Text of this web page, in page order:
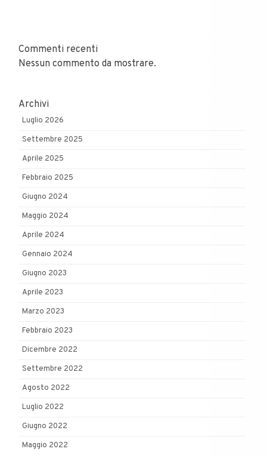
Commenti recenti
Nessun commento da mostrare.
Archivi
Luglio 2026
Settembre 2025
Aprile 2025
Febbraio 2025
Giugno 2024
Maggio 2024
Aprile 2024
Gennaio 2024
Giugno 2023
Aprile 2023
Marzo 2023
Febbraio 2023
Dicembre 2022
Settembre 2022
Agosto 2022
Luglio 2022
Giugno 2022
Maggio 2022